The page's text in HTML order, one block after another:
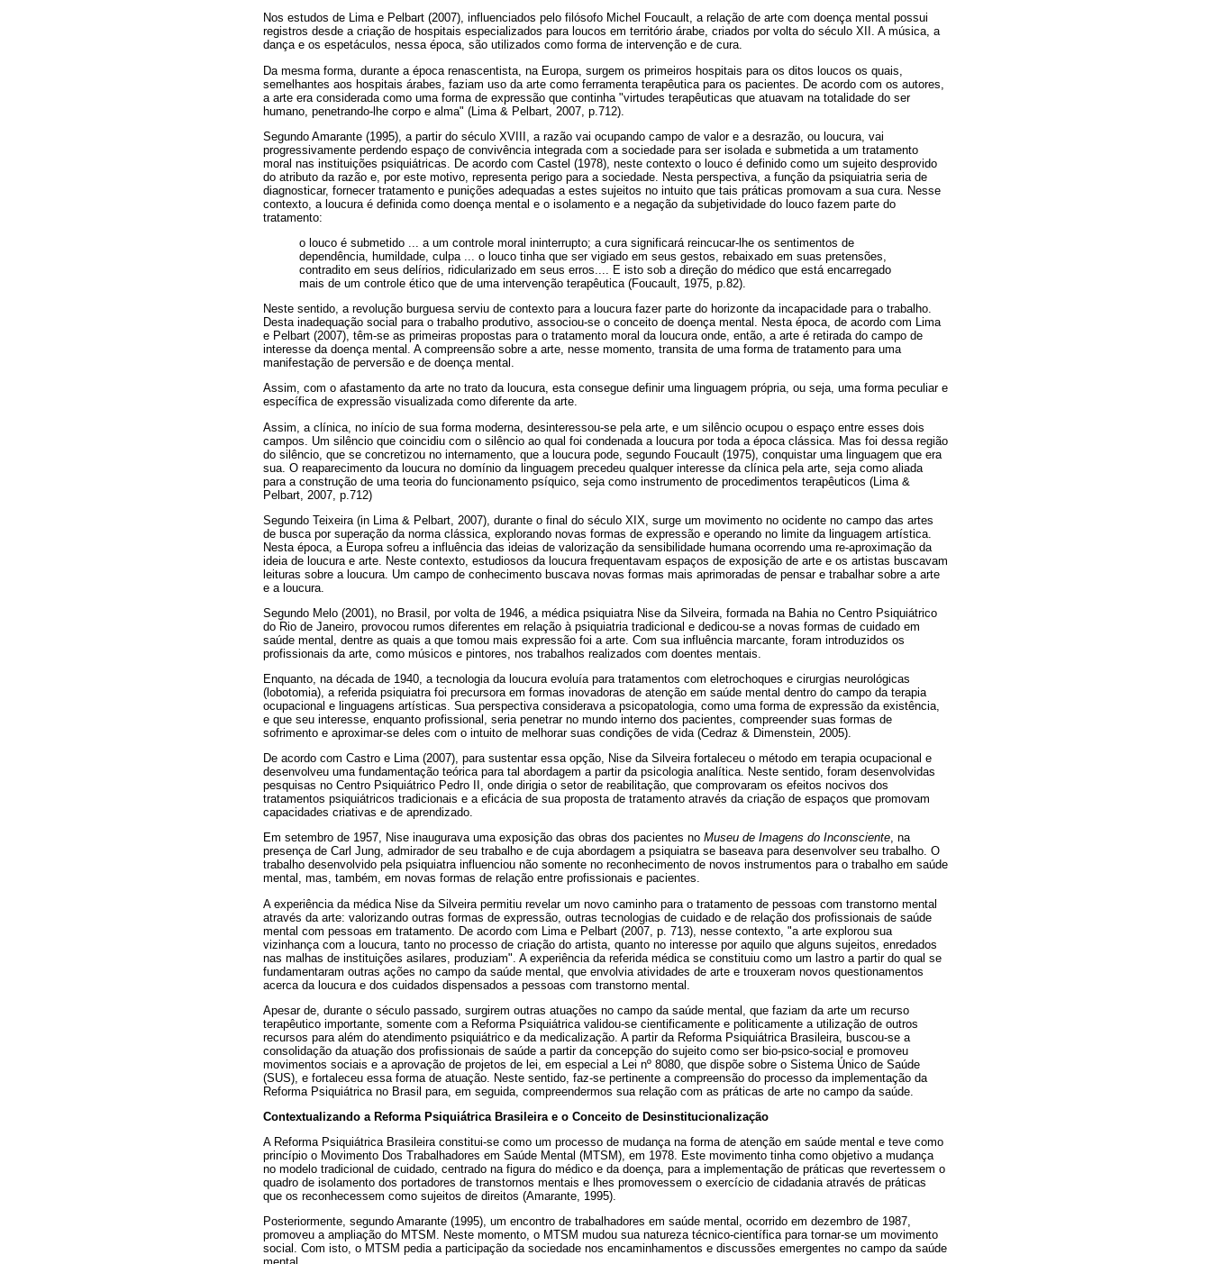
Nos estudos de Lima e Pelbart (2007), influenciados pelo filósofo Michel Foucault, a relação de arte com doença mental possui
registros desde a criação de hospitais especializados para loucos em território árabe, criados por volta do século XII. A música, a
dança e os espetáculos, nessa época, são utilizados como forma de intervenção e de cura.
Da mesma forma, durante a época renascentista, na Europa, surgem os primeiros hospitais para os ditos loucos os quais,
semelhantes aos hospitais árabes, faziam uso da arte como ferramenta terapêutica para os pacientes. De acordo com os autores,
a arte era considerada como uma forma de expressão que continha "virtudes terapêuticas que atuavam na totalidade do ser
humano, penetrando-lhe corpo e alma" (Lima & Pelbart, 2007, p.712).
Segundo Amarante (1995), a partir do século XVIII, a razão vai ocupando campo de valor e a desrazão, ou loucura, vai
progressivamente perdendo espaço de convivência integrada com a sociedade para ser isolada e submetida a um tratamento
moral nas instituições psiquiátricas. De acordo com Castel (1978), neste contexto o louco é definido como um sujeito desprovido
do atributo da razão e, por este motivo, representa perigo para a sociedade. Nesta perspectiva, a função da psiquiatria seria de
diagnosticar, fornecer tratamento e punições adequadas a estes sujeitos no intuito que tais práticas promovam a sua cura. Nesse
contexto, a loucura é definida como doença mental e o isolamento e a negação da subjetividade do louco fazem parte do
tratamento:
o louco é submetido ... a um controle moral ininterrupto; a cura significará reincucar-lhe os sentimentos de
dependência, humildade, culpa ... o louco tinha que ser vigiado em seus gestos, rebaixado em suas pretensões,
contradito em seus delírios, ridicularizado em seus erros.... E isto sob a direção do médico que está encarregado
mais de um controle ético que de uma intervenção terapêutica (Foucault, 1975, p.82).
Neste sentido, a revolução burguesa serviu de contexto para a loucura fazer parte do horizonte da incapacidade para o trabalho.
Desta inadequação social para o trabalho produtivo, associou-se o conceito de doença mental. Nesta época, de acordo com Lima
e Pelbart (2007), têm-se as primeiras propostas para o tratamento moral da loucura onde, então, a arte é retirada do campo de
interesse da doença mental. A compreensão sobre a arte, nesse momento, transita de uma forma de tratamento para uma
manifestação de perversão e de doença mental.
Assim, com o afastamento da arte no trato da loucura, esta consegue definir uma linguagem própria, ou seja, uma forma peculiar e
específica de expressão visualizada como diferente da arte.
Assim, a clínica, no início de sua forma moderna, desinteressou-se pela arte, e um silêncio ocupou o espaço entre esses dois
campos. Um silêncio que coincidiu com o silêncio ao qual foi condenada a loucura por toda a época clássica. Mas foi dessa região
do silêncio, que se concretizou no internamento, que a loucura pode, segundo Foucault (1975), conquistar uma linguagem que era
sua. O reaparecimento da loucura no domínio da linguagem precedeu qualquer interesse da clínica pela arte, seja como aliada
para a construção de uma teoria do funcionamento psíquico, seja como instrumento de procedimentos terapêuticos (Lima &
Pelbart, 2007, p.712)
Segundo Teixeira (in Lima & Pelbart, 2007), durante o final do século XIX, surge um movimento no ocidente no campo das artes
de busca por superação da norma clássica, explorando novas formas de expressão e operando no limite da linguagem artística.
Nesta época, a Europa sofreu a influência das ideias de valorização da sensibilidade humana ocorrendo uma re-aproximação da
ideia de loucura e arte. Neste contexto, estudiosos da loucura frequentavam espaços de exposição de arte e os artistas buscavam
leituras sobre a loucura. Um campo de conhecimento buscava novas formas mais aprimoradas de pensar e trabalhar sobre a arte
e a loucura.
Segundo Melo (2001), no Brasil, por volta de 1946, a médica psiquiatra Nise da Silveira, formada na Bahia no Centro Psiquiátrico
do Rio de Janeiro, provocou rumos diferentes em relação à psiquiatria tradicional e dedicou-se a novas formas de cuidado em
saúde mental, dentre as quais a que tomou mais expressão foi a arte. Com sua influência marcante, foram introduzidos os
profissionais da arte, como músicos e pintores, nos trabalhos realizados com doentes mentais.
Enquanto, na década de 1940, a tecnologia da loucura evoluía para tratamentos com eletrochoques e cirurgias neurológicas
(lobotomia), a referida psiquiatra foi precursora em formas inovadoras de atenção em saúde mental dentro do campo da terapia
ocupacional e linguagens artísticas. Sua perspectiva considerava a psicopatologia, como uma forma de expressão da existência,
e que seu interesse, enquanto profissional, seria penetrar no mundo interno dos pacientes, compreender suas formas de
sofrimento e aproximar-se deles com o intuito de melhorar suas condições de vida (Cedraz & Dimenstein, 2005).
De acordo com Castro e Lima (2007), para sustentar essa opção, Nise da Silveira fortaleceu o método em terapia ocupacional e
desenvolveu uma fundamentação teórica para tal abordagem a partir da psicologia analítica. Neste sentido, foram desenvolvidas
pesquisas no Centro Psiquiátrico Pedro II, onde dirigia o setor de reabilitação, que comprovaram os efeitos nocivos dos
tratamentos psiquiátricos tradicionais e a eficácia de sua proposta de tratamento através da criação de espaços que promovam
capacidades criativas e de aprendizado.
Em setembro de 1957, Nise inaugurava uma exposição das obras dos pacientes no Museu de Imagens do Inconsciente, na
presença de Carl Jung, admirador de seu trabalho e de cuja abordagem a psiquiatra se baseava para desenvolver seu trabalho. O
trabalho desenvolvido pela psiquiatra influenciou não somente no reconhecimento de novos instrumentos para o trabalho em saúde
mental, mas, também, em novas formas de relação entre profissionais e pacientes.
A experiência da médica Nise da Silveira permitiu revelar um novo caminho para o tratamento de pessoas com transtorno mental
através da arte: valorizando outras formas de expressão, outras tecnologias de cuidado e de relação dos profissionais de saúde
mental com pessoas em tratamento. De acordo com Lima e Pelbart (2007, p. 713), nesse contexto, "a arte explorou sua
vizinhança com a loucura, tanto no processo de criação do artista, quanto no interesse por aquilo que alguns sujeitos, enredados
nas malhas de instituições asilares, produziam". A experiência da referida médica se constituiu como um lastro a partir do qual se
fundamentaram outras ações no campo da saúde mental, que envolvia atividades de arte e trouxeram novos questionamentos
acerca da loucura e dos cuidados dispensados a pessoas com transtorno mental.
Apesar de, durante o século passado, surgirem outras atuações no campo da saúde mental, que faziam da arte um recurso
terapêutico importante, somente com a Reforma Psiquiátrica validou-se cientificamente e politicamente a utilização de outros
recursos para além do atendimento psiquiátrico e da medicalização. A partir da Reforma Psiquiátrica Brasileira, buscou-se a
consolidação da atuação dos profissionais de saúde a partir da concepção do sujeito como ser bio-psico-social e promoveu
movimentos sociais e a aprovação de projetos de lei, em especial a Lei nº 8080, que dispõe sobre o Sistema Único de Saúde
(SUS), e fortaleceu essa forma de atuação. Neste sentido, faz-se pertinente a compreensão do processo da implementação da
Reforma Psiquiátrica no Brasil para, em seguida, compreendermos sua relação com as práticas de arte no campo da saúde.
Contextualizando a Reforma Psiquiátrica Brasileira e o Conceito de Desinstitucionalização
A Reforma Psiquiátrica Brasileira constitui-se como um processo de mudança na forma de atenção em saúde mental e teve como
princípio o Movimento Dos Trabalhadores em Saúde Mental (MTSM), em 1978. Este movimento tinha como objetivo a mudança
no modelo tradicional de cuidado, centrado na figura do médico e da doença, para a implementação de práticas que revertessem o
quadro de isolamento dos portadores de transtornos mentais e lhes promovessem o exercício de cidadania através de práticas
que os reconhecessem como sujeitos de direitos (Amarante, 1995).
Posteriormente, segundo Amarante (1995), um encontro de trabalhadores em saúde mental, ocorrido em dezembro de 1987,
promoveu a ampliação do MTSM. Neste momento, o MTSM mudou sua natureza técnico-científica para tornar-se um movimento
social. Com isto, o MTSM pedia a participação da sociedade nos encaminhamentos e discussões emergentes no campo da saúde